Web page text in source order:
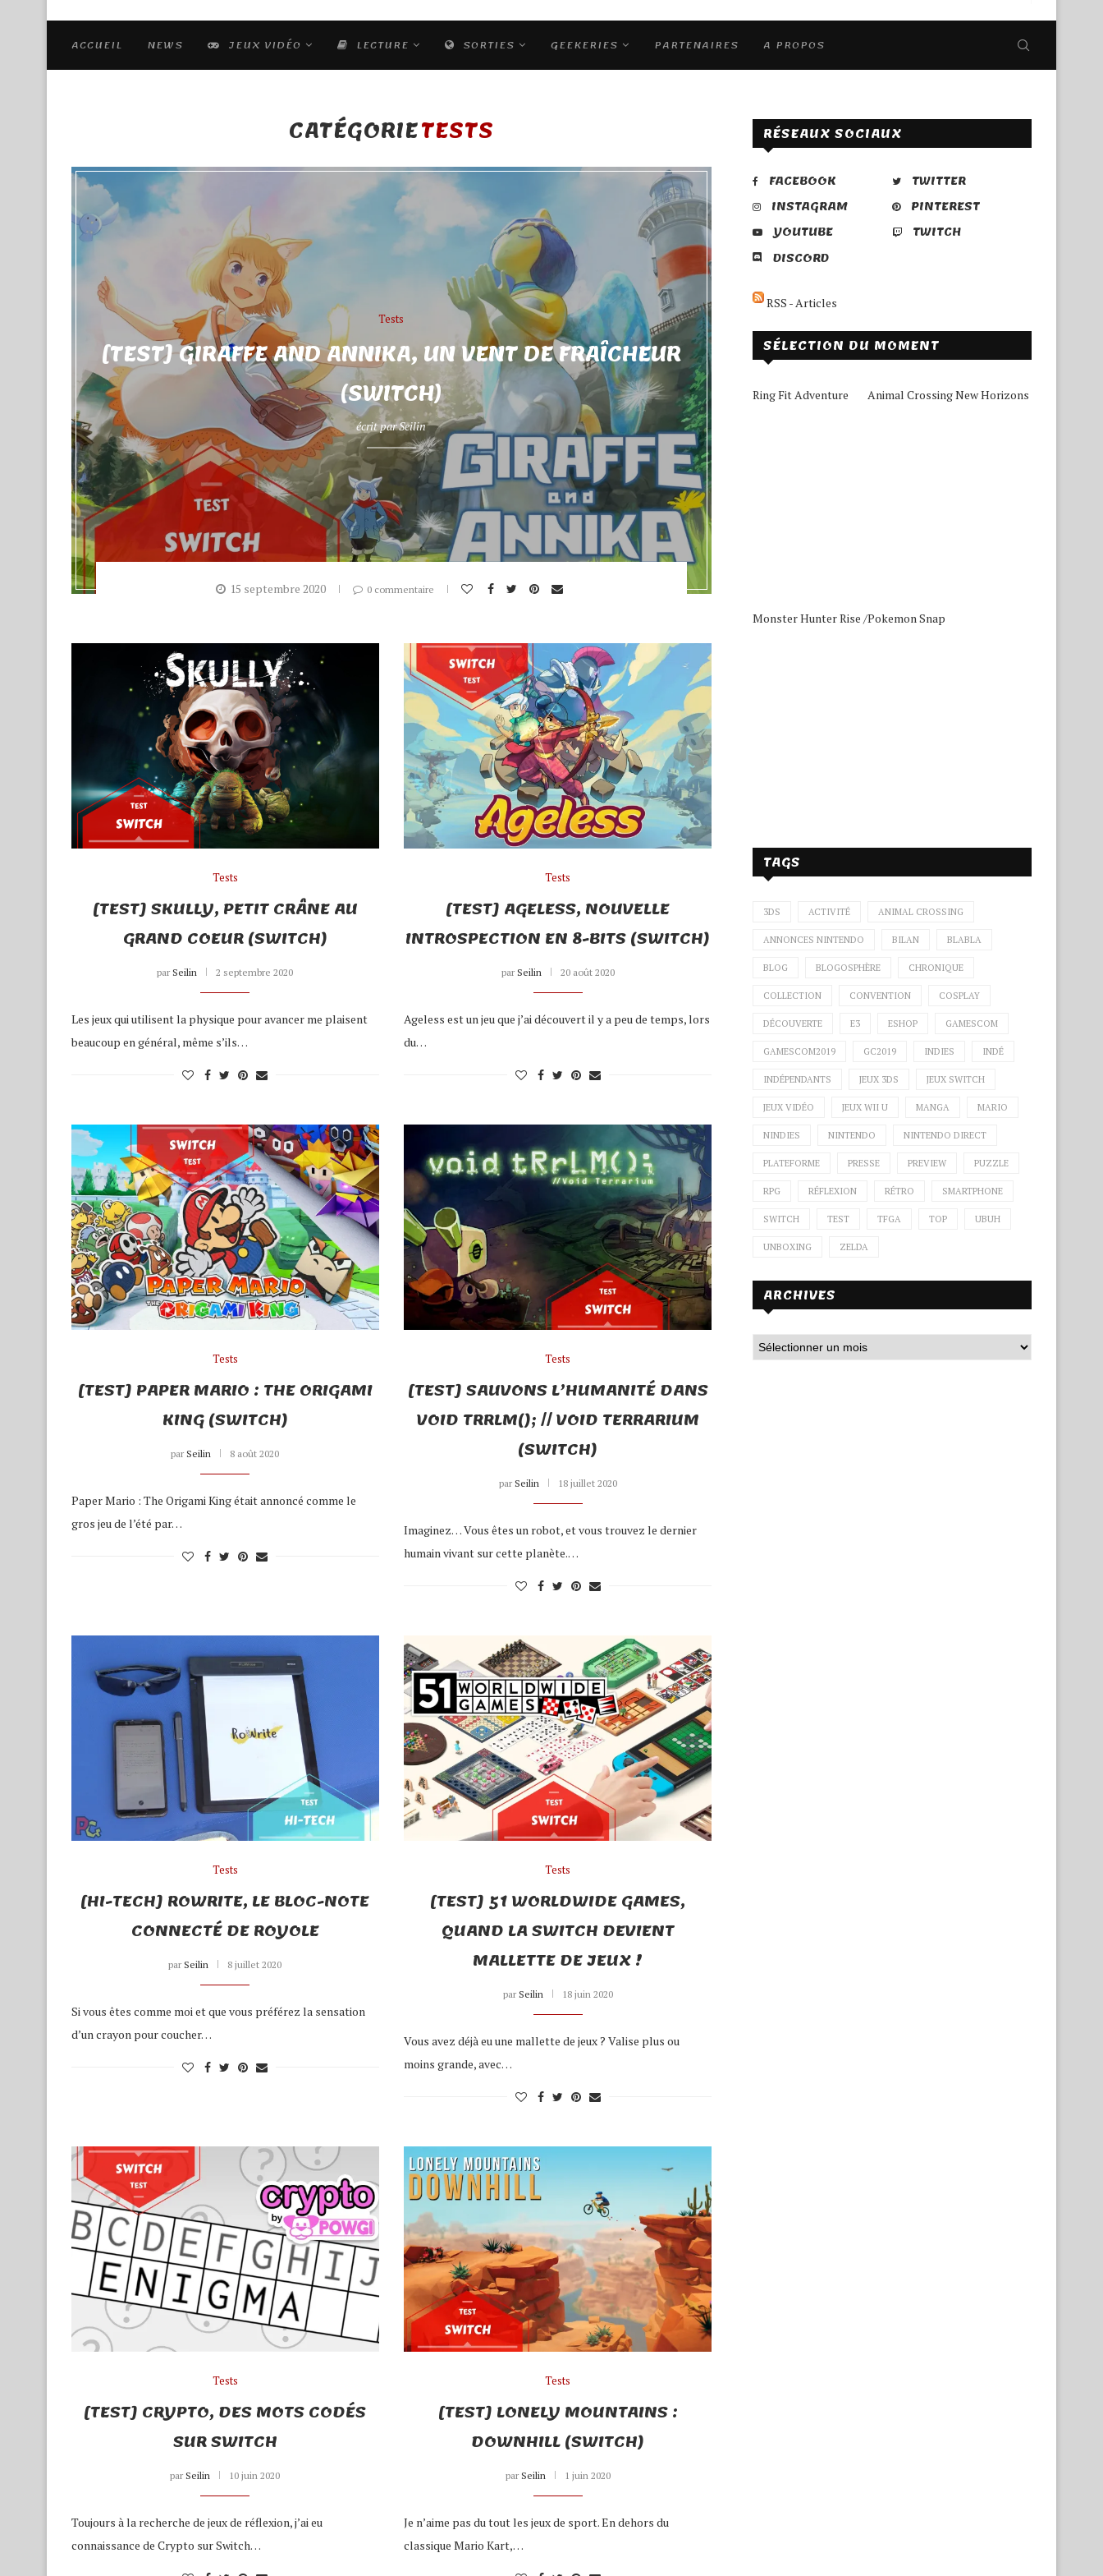
ACCUEIL NEWS JEUX VIDÉO LECTURE SORTIES GEEKERIES PARTENAIRES A PROPOS
CATÉGORIETESTS
Tests
[TEST] GIRAFFE AND ANNIKA, UN VENT DE FRAÎCHEUR
(SWITCH)
écrit parSeilin
15 septembre 2020 0 commentaire
Tests
[TEST] SKULLY, PETIT CRÂNE AU
GRAND COEUR (SWITCH)
par Seilin 2 septembre 2020
Les jeux qui utilisent la physique pour avancer me plaisent
beaucoup en général, même s’ils…
Tests
[TEST] AGELESS, NOUVELLE
INTROSPECTION EN 8-BITS (SWITCH)
par Seilin 20 août 2020
Ageless est un jeu que j’ai découvert il y a peu de temps, lors
du…
Tests
[TEST] PAPER MARIO : THE ORIGAMI
KING (SWITCH)
par Seilin 8 août 2020
Paper Mario : The Origami King était annoncé comme le
gros jeu de l’été par…
Tests
[TEST] SAUVONS L’HUMANITÉ DANS
VOID TRRLM(); // VOID TERRARIUM
(SWITCH)
par Seilin 18 juillet 2020
Imaginez… Vous êtes un robot, et vous trouvez le dernier
humain vivant sur cette planète.…
Tests
[HI-TECH] ROWRITE, LE BLOC-NOTE
CONNECTÉ DE ROYOLE
par Seilin 8 juillet 2020
Si vous êtes comme moi et que vous préférez la sensation
d’un crayon pour coucher…
Tests
[TEST] 51 WORLDWIDE GAMES,
QUAND LA SWITCH DEVIENT
MALLETTE DE JEUX !
par Seilin 18 juin 2020
Vous avez déjà eu une mallette de jeux ? Valise plus ou
moins grande, avec…
Tests
[TEST] CRYPTO, DES MOTS CODÉS
SUR SWITCH
par Seilin 10 juin 2020
Toujours à la recherche de jeux de réflexion, j’ai eu
connaissance de Crypto sur Switch…
Tests
[TEST] LONELY MOUNTAINS :
DOWNHILL (SWITCH)
par Seilin 1 juin 2020
Je n’aime pas du tout les jeux de sport. En dehors du
classique Mario Kart,…
RÉSEAUX SOCIAUX
FACEBOOK
TWITTER
INSTAGRAM
PINTEREST
YOUTUBE
TWITCH
DISCORD
RSS - Articles
SÉLECTION DU MOMENT
Ring Fit Adventure Animal Crossing New Horizons
Monster Hunter Rise /Pokemon Snap
TAGS
3DS ACTIVITÉ ANIMAL CROSSING
ANNONCES NINTENDO BILAN BLABLA
BLOG BLOGOSPHÈRE CHRONIQUE
COLLECTION CONVENTION COSPLAY
DÉCOUVERTE E3 ESHOP GAMESCOM
GAMESCOM2019 GC2019 INDIES INDÉ
INDÉPENDANTS JEUX 3DS JEUX SWITCH
JEUX VIDÉO JEUX WII U MANGA MARIO
NINDIES NINTENDO NINTENDO DIRECT
PLATEFORME PRESSE PREVIEW PUZZLE
RPG RÉFLEXION RÉTRO SMARTPHONE
SWITCH TEST TFGA TOP UBUH
UNBOXING ZELDA
ARCHIVES